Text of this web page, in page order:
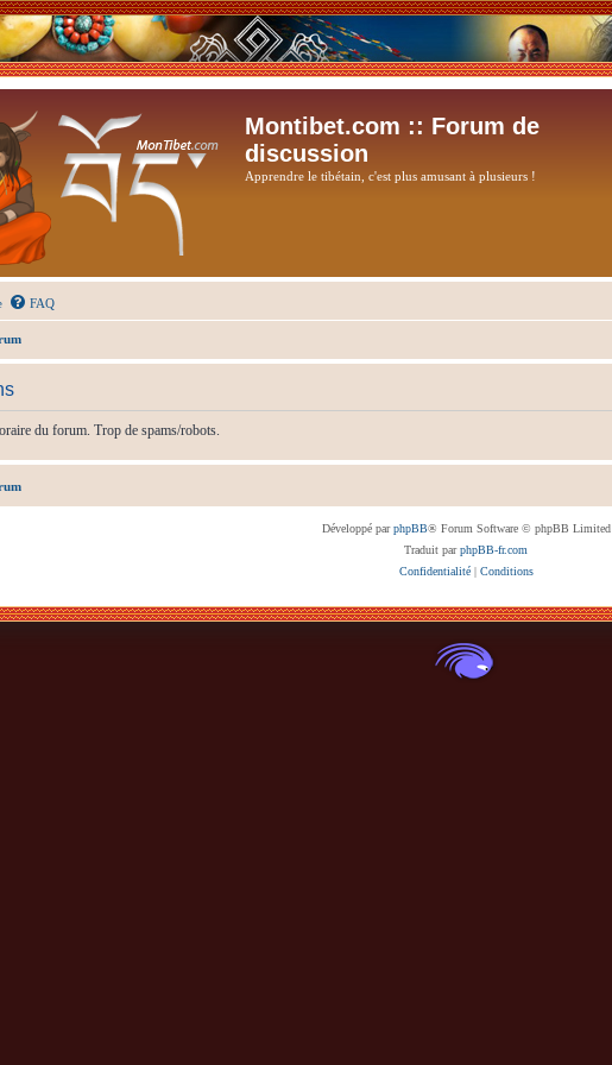
Montibet.com :: Forum de
discussion
Apprendre le tibétain, c'est plus amusant à plusieurs !
FAQ
du forum. Trop de spams/robots.
Développé parphpBB® Forum Software © phpBB Limited
Traduit parphpBB-fr.com
Confidentialité| Conditions